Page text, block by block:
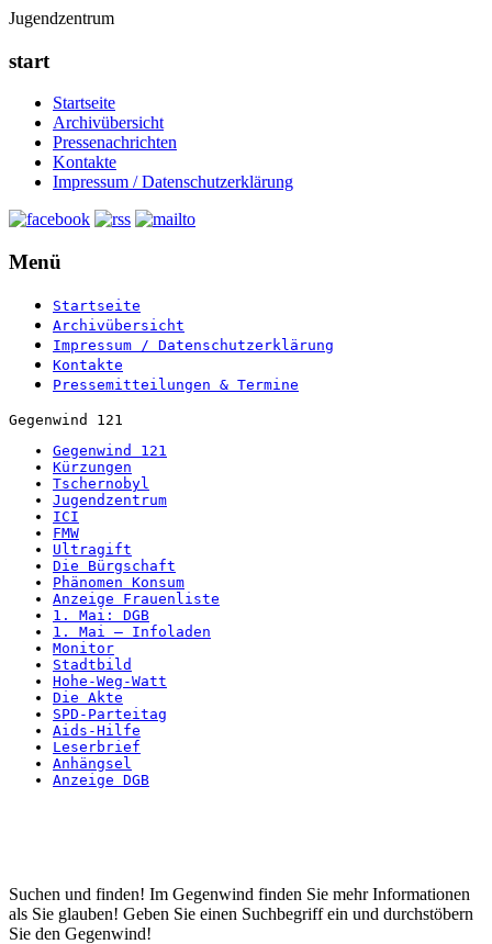
Jugendzentrum
start
Startseite
Archivübersicht
Pressenachrichten
Kontakte
Impressum / Datenschutzerklärung
Menü
Startseite
Archivübersicht
Impressum / Datenschutzerklärung
Kontakte
Pressemitteilungen & Termine
Gegenwind 121
Gegenwind 121
Kürzungen
Tschernobyl
Jugendzentrum
ICI
FMW
Ultragift
Die Bürgschaft
Phänomen Konsum
Anzeige Frauenliste
1. Mai: DGB
1. Mai – Infoladen
Monitor
Stadtbild
Hohe-Weg-Watt
Die Akte
SPD-Parteitag
Aids-Hilfe
Leserbrief
Anhängsel
Anzeige DGB
Startseite
Suchen und finden! Im Gegenwind finden Sie mehr Informationen
als Sie glauben! Geben Sie einen Suchbegriff ein und durchstöbern
Sie den Gegenwind!